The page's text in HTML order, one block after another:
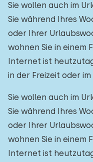
Sie wollen auch im
Sie während Ihres
oder Ihrer
wohnen Sie in einem
Internet ist
in der Freizeit oder im
Sie wollen auch im
Sie während Ihres
oder Ihrer
wohnen Sie in einem
Internet ist